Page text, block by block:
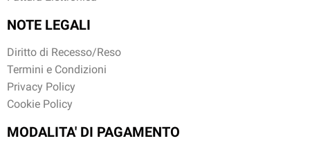
NOTE LEGALI
Diritto di Recesso/Reso
Termini e Condizioni
Privacy Policy
Cookie Policy
MODALITA' DI PAGAMENTO